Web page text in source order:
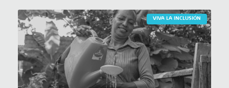
VIVA LA INCLUSIÓN